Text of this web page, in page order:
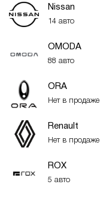
Nissan
14 авто
OMODA
88 авто
ORA
Нет в продаже
Renault
Нет в продаже
ROX
5 авто